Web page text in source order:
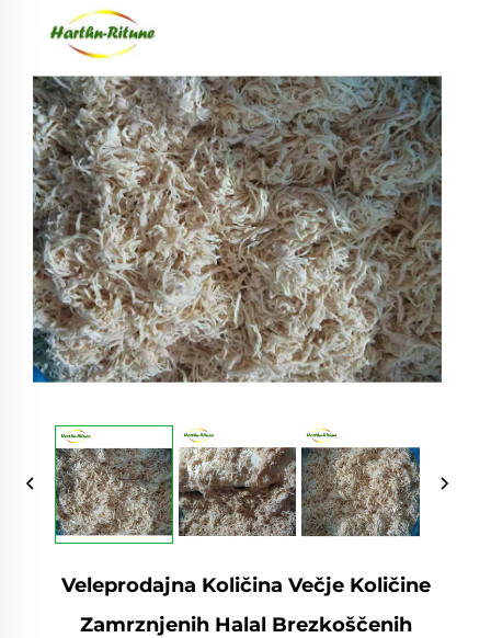
Veleprodajna Količina Večje Količine
Zamrznjenih Halal Brezkoščenih